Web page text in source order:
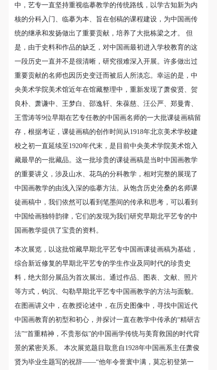
1928年国立北平艺术专科学校校景之二——大礼堂
中央美术学院是中国第一所国立的高等美术学府，1922
年建立了中国第一个中国画系。本次展览将主题聚焦于
中央美术学院前身——北京美术学校的初创时期，尤其
因为这一时期的相关资料留存十分稀少，中央美术学院
美术馆希望通过举办此次展览为学界提供新的视觉研究
资料。通过展示馆藏中国画系教师的课徒画稿，并结合
新近修复整理的艺专学生作品、珍贵文献资料，勾勒出
早期北平艺专的中国画教学的方法与面貌，并探讨其与
近代美育之间的关系。
中，艺专一直坚持重视临摹教学的传统路线，以学古知新为内
核的分科入门、临摹为本、旨在创稿的课程建设，为中国画传
统的继承和发扬做出了重要贡献，培养了大批栋梁之才。 但
是，由于史料和作品的缺乏，对中国画最初进入学校教育的这
一段历史一直并不是很清晰，研究很难深入开展。许多做出过
重要贡献的名师也因历史变迁而被后人所淡忘。幸运的是，中
央美术学院美术馆近年在馆藏整理中，重新发现了萧俊贤、贺
良朴、萧谦中、王梦白、邵逸轩、朱葆慈、汪公严、郑曼青、
王雪涛等9位早期在艺专任教的中国画名师的一大批课徒画稿留
存，根据考证，课徒画稿的创作时间从1918年北京美术学校建
校之初一直延续至1920年代末，是目前中央美术学院美术馆入
藏最早的一批藏品。这一批珍贵的课徒画稿是当时中国画教学
的重要讲义，涉及山水、花鸟的分科教学，相对完整的展现了
中国画教学的由浅入深的临摹方法。从饱含历史沧桑的名师课
徒画稿中，我们依然可以看到笔墨间的传承和思考，可以看到
中国绘画独特韵律，它们的发现为我们研究早期北平艺专的中
国画教学提供了宝贵的资料。
本次展览，以这批馆藏早期北平艺专中国画课徒画稿为基础，
综合新近修复的早期北平艺专的学生作业及同时代的珍贵史
料，绝大部分展品为首次展出。通过作品、图表、文献、照片
等方式，钩沉、勾勒早期北平艺专中国画教学的方法与面貌。
在图画讲义中，在教授论述中，在历史图像中，寻找中国近代
中国画教育的初型和初心，并探讨一直在教学中传承的“精研古
法”“首重精神，不贵形似”的中国画学传统与美育救国的时代背
景的紧密关系。 本次展览题目取意自1928年中国画系主任萧俊
贤为毕业生题写的祝辞——“他年令誉寰中满，莫忘初登第一
具、材料、设备或设施的故障或损坏。参与活动者应
当承当相应的全部责任，并主动赔偿相应的经济损
失。活动中任何非事故当事人及美术馆将不承担人身
事故的任何责任。
中央美术学院美术馆肖像权许可使用协议
根据《中华人民共和国广告法》、《中华人民共和国
民法通则》以及 最高人民法院关于贯彻执行 《中华
人民共和国民法通则》若干问题的意见（试行）>的
有关规定，为明确肖像许可方（甲方）和使用方（乙
方）的权利义务关系，经双方友好协商，甲乙双方就
带有甲方肖像的作品的使用达成如下一致协议：
一、 一般约定
（1）、甲方为本协议中的肖像权人，自愿将自己的
肖像权许可乙方作符合本协议约定和法律规定的用
途。
（2）、乙方中央美术学院美术馆是一所具有标志
性、专业性、国际化的现代公共美术馆。中央美术学
院美术馆与时代同行，努力塑造一个开放、自由、学
和观众进行良好互动。以学院的学术研究为基础，积
极策划国际、国内多视角、多领域的展览、论坛及公
共教育活动，为美院师生、中外艺术家以及社会公众
提供一个交流、学习、展示的平台。作为一家公益性
单位，其开展的公共教育活动以学术性和公益性为
主。
（3）、乙方为甲方拍摄中央美术学院公共教育部所
有公教活动。
具、材料、设备或设施的故障或损坏。参与活动者应
当承当相应的全部责任，并主动赔偿相应的经济损
失。活动中任何非事故当事人及美术馆将不承担人身
事故的任何责任。
中央美术学院美术馆肖像权许可使用协议
根据《中华人民共和国广告法》、《中华人民共和国
民法通则》以及 最高人民法院关于贯彻执行 《中华
人民共和国民法通则》若干问题的意见（试行）>的
有关规定，为明确肖像许可方（甲方）和使用方（乙
方）的权利义务关系，经双方友好协商，甲乙双方就
带有甲方肖像的作品的使用达成如下一致协议：
一、 一般约定
（1）、甲方为本协议中的肖像权人，自愿将自己的
肖像权许可乙方作符合本协议约定和法律规定的用
途。
（2）、乙方中央美术学院美术馆是一所具有标志
性、专业性、国际化的现代公共美术馆。中央美术学
院美术馆与时代同行，努力塑造一个开放、自由、学
和观众进行良好互动。以学院的学术研究为基础，积
极策划国际、国内多视角、多领域的展览、论坛及公
共教育活动，为美院师生、中外艺术家以及社会公众
提供一个交流、学习、展示的平台。作为一家公益性
单位，其开展的公共教育活动以学术性和公益性为
主。
（3）、乙方为甲方拍摄中央美术学院公共教育部所
有公教活动。
具、材料、设备或设施的故障或损坏。参与活动者应
当承当相应的全部责任，并主动赔偿相应的经济损
失。活动中任何非事故当事人及美术馆将不承担人身
事故的任何责任。
中央美术学院美术馆肖像权许可使用协议
根据《中华人民共和国广告法》、《中华人民共和国
民法通则》以及 最高人民法院关于贯彻执行 《中华
人民共和国民法通则》若干问题的意见（试行）>的
有关规定，为明确肖像许可方（甲方）和使用方（乙
方）的权利义务关系，经双方友好协商，甲乙双方就
带有甲方肖像的作品的使用达成如下一致协议：
一、 一般约定
（1）、甲方为本协议中的肖像权人，自愿将自己的
肖像权许可乙方作符合本协议约定和法律规定的用
途。
（2）、乙方中央美术学院美术馆是一所具有标志
性、专业性、国际化的现代公共美术馆。中央美术学
院美术馆与时代同行，努力塑造一个开放、自由、学
和观众进行良好互动。以学院的学术研究为基础，积
极策划国际、国内多视角、多领域的展览、论坛及公
共教育活动，为美院师生、中外艺术家以及社会公众
提供一个交流、学习、展示的平台。作为一家公益性
单位，其开展的公共教育活动以学术性和公益性为
主。
（3）、乙方为甲方拍摄中央美术学院公共教育部所
有公教活动。